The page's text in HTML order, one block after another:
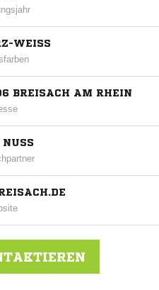
WEISS
BREISACH AM RHEIN